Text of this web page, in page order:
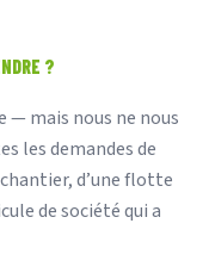
?
— mais nous ne nous
les demandes de
chantier, d’une flotte
de société qui a